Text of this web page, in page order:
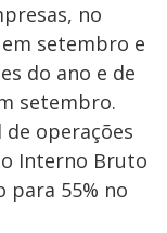
no
setembro e
do ano e de
setembro.
operações
Interno Bruto
para 55% no